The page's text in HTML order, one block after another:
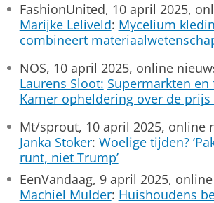
FashionUnited, 10 april 2025,
Marijke Leliveld: Mycelium
combineert
NOS, 10 april 2025, online
Laurens Sloot: Supermarkten
Kamer opheldering over de
Mt/sprout, 10 april 2025, online
Janka Stoker: Woelige tijden?
runt, niet Trump’
EenVandaag, 9 april 2025,
Machiel Mulder: Huishoudens